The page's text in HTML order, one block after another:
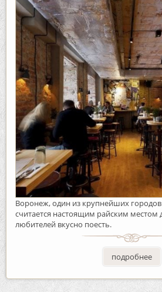
Воронеж, один из крупнейших
считается настоящим райским местом
любителей вкусно поесть.
подробнее